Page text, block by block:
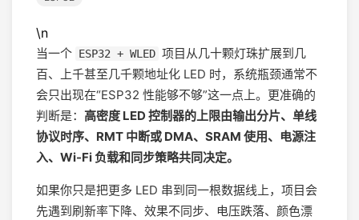
\n
当一个 ESP32 + WLED 项目从几十颗灯珠扩展到几
百、上千甚至几千颗地址化 LED 时，系统瓶颈通常不
会只出现在“ESP32 性能够不够”这一点上。更准确的
判断是： 高密度 LED 控制器的上限由输出分片、单线
协议时序、RMT 中断或 DMA、SRAM 使用、电源注
入、Wi-Fi 负载和同步策略共同决定。
如果你只是把更多 LED 串到同一根数据线上，项目会
先遇到刷新率下降、效果不同步、电压跌落、颜色漂